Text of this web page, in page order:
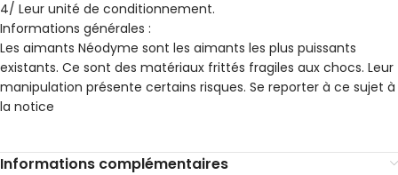
4/ Leur unité de conditionnement.
Informations générales :
Les aimants Néodyme sont les aimants les plus puissants
existants. Ce sont des matériaux frittés fragiles aux chocs. Leur
manipulation présente certains risques. Se reporter à ce sujet à
la notice
Informations complémentaires